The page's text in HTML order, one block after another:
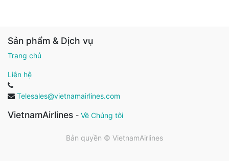
Sản phẩm & Dịch vụ
Trang chủ
Liên hệ
Telesales@vietnamairlines.com
VietnamAirlines - Về Chúng tôi
Bản quyền © VietnamAirlines